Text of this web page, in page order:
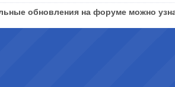
обновления на форуме можно